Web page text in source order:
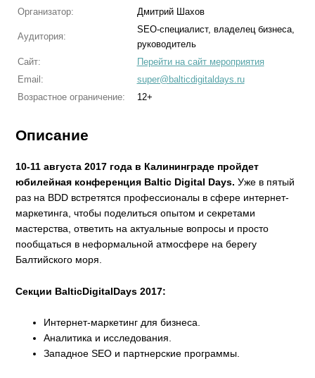
Организатор:
Дмитрий Шахов
Аудитория:
SEO-специалист, владелец бизнеса,
руководитель
Сайт:
Перейти на сайт мероприятия
Email:
super@balticdigitaldays.ru
Возрастное ограничение:
12+
Описание
10-11 августа 2017 года в Калининграде пройдет
юбилейная конференция Baltic Digital Days. Уже в пятый
раз на BDD встретятся профессионалы в сфере интернет-
маркетинга, чтобы поделиться опытом и секретами
мастерства, ответить на актуальные вопросы и просто
пообщаться в неформальной атмосфере на берегу
Балтийского моря.
Секции BalticDigitalDays 2017:
Интернет-маркетинг для бизнеса.
Аналитика и исследования.
Западное SEO и партнерские программы.